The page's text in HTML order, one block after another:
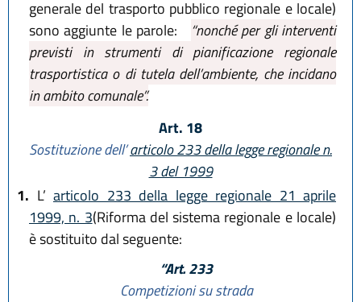
generale del trasporto pubblico regionale e locale)
sono aggiunte le parole: “nonché per gli interventi
previsti in strumenti di pianificazione regionale
trasportistica o di tutela dell’ambiente, che incidano
in ambito comunale”.
Art. 18
Sostituzione dell’articolo 233 della legge regionale n.
3 del 1999
1. L’ articolo 233 della legge regionale 21 aprile
1999, n. 3(Riforma del sistema regionale e locale)
è sostituito dal seguente:
“Art. 233
Competizioni su strada